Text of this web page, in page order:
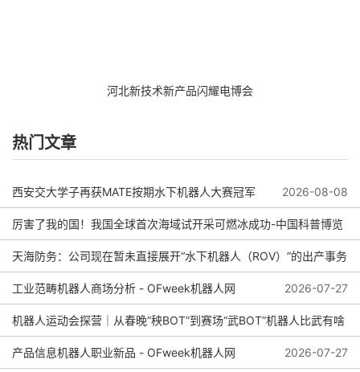
河北新技术新产品闪耀电博会
热门文章
西安交大学子再获MATE按期水下机器人大赛冠军 2026-08-08
厉害了我的国！我国全球首次海域试开采可燃冰成功-中国科普博览
2026-08-04
天海防务：公司现在暂未直接展开“水下机器人（ROV）”的出产事务
2026-08-01
工业范畴机器人商场分析 - OFweek机器人网 2026-07-27
机器人运动会探营｜从春晚“秧BOT”到赛场“武BOT”机器人比武有啥
看头？
产品信息机器人职业新品 - OFweek机器人网 2026-07-27